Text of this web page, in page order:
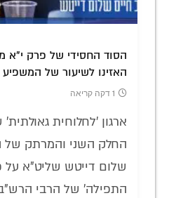
הסוד החסידי של פרק י"א
האזינו לשיעור של
1 דקה קריאה
ארגון 'לחלוחית
החלק השני והמרתק של
שלום דייטש שליט"א על
התפילה' של הרבי